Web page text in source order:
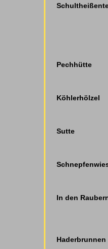
Pechhütte
Köhlerhölzel
Sutte
In den
Haderbrunnen